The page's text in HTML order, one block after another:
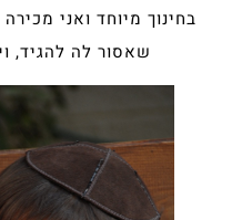
בחינוך מיוחד ואני
שאסור לה להגיד,